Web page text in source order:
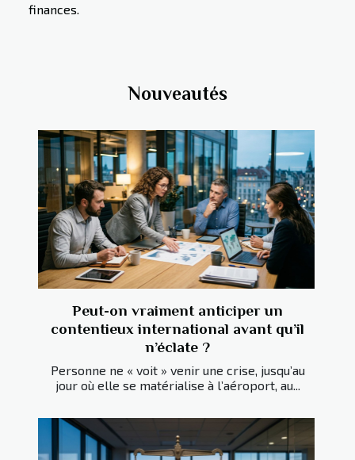
finances.
Nouveautés
Peut-on vraiment anticiper un
contentieux international avant qu’il
n’éclate ?
Personne ne « voit » venir une crise, jusqu’au
jour où elle se matérialise à l’aéroport, au...